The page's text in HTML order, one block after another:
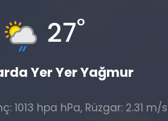
27°
Yer Yer Yağmur
1013 hpa hPa, Rüzgar: 2.31 m/s